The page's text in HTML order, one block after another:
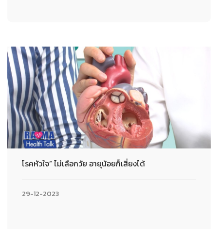
โรคหัวใจ” ไม่เลือกวัย อายุน้อยก็เสี่ยงได้
29-12-2023